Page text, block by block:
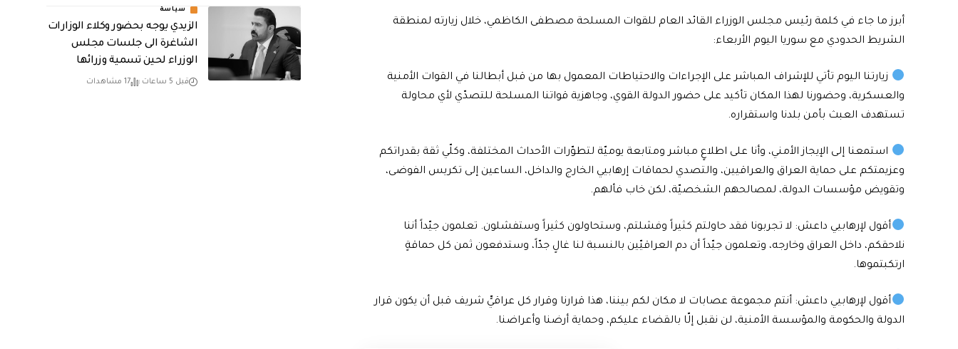
أبرز ما جاء في كلمة رئيس مجلس الوزراء القائد العام للقوات المسلحة مصطفى الكاظمي، خلال زيارته لمنطقة
الشريط الحدودي مع سوريا اليوم الأربعاء:
زيارتنا اليوم تأتي للإشراف المباشر على الإجراءات والاحتياطات المعمول بها من قبل أبطالنا في القوات الأمنية
والعسكرية، وحضورنا لهذا المكان تأكيد على حضور الدولة القوي، وجاهزية قواتنا المسلحة للتصدّي لأي محاولة
تستهدف العبث بأمن بلدنا واستقراره.
استمعنا إلى الإيجاز الأمني، وأنا على اطلاعٍ مباشر ومتابعة يوميّة لتطوّرات الأحداث المختلفة، وكلّي ثقة بقدراتكم
وعزيمتكم على حماية العراق والعراقيين، والتصدي لحماقات إرهابيي الخارج والداخل، الساعين إلى تكريس الفوضى،
وتقويض مؤسسات الدولة، لمصالحهم الشخصيّة، لكن خاب فألهم.
أقول لإرهابيي داعش: لا تجربونا فقد حاولتم كثيراً وفشلتم، وستحاولون كثيراً وستفشلون. تعلمون جيّداً أننا
نلاحقكم، داخل العراق وخارجه، وتعلمون جيّداً أن دم العراقيّين بالنسبة لنا غالٍ جدّاً، وستدفعون ثمن كل حماقةٍ
ارتكبتموها.
أقول لإرهابيي داعش: أنتم مجموعة عصابات لا مكان لكم بيننا، هذا قرارنا وقرار كل عراقيٍّ شريف قبل أن يكون قرار
الدولة والحكومة والمؤسسة الأمنية، لن نقبل إلّا بالقضاء عليكم، وحماية أرضنا وأعراضنا.
سياسة
الزيدي يوجه بحضور وكلاء الوزارات
الشاغرة الى جلسات مجلس
الوزراء لحين تسمية وزرائها
قبل 5 ساعات 17 مشاهدات